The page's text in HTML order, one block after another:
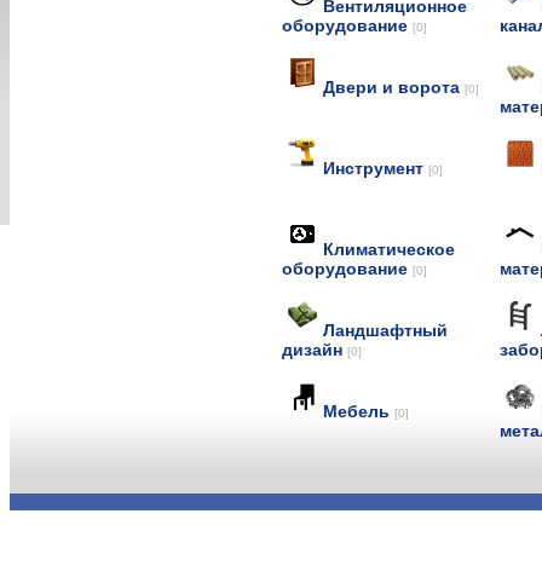
Вентиляционное
оборудование [0]
Двери и ворота [0]
Инструмент [0]
Климатическое
оборудование [0]
Ландшафтный
дизайн [0]
Мебель [0]